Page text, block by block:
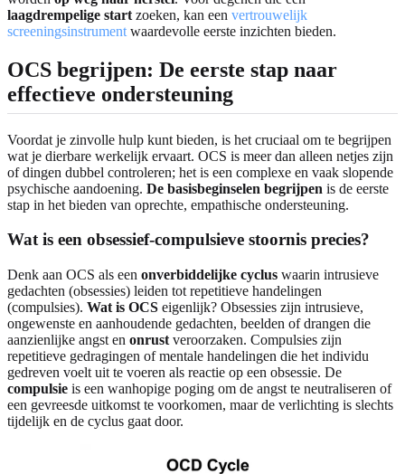
laagdrempelige start zoeken, kan een vertrouwelijk
screeningsinstrument waardevolle eerste inzichten bieden.
OCS begrijpen: De eerste stap naar
effectieve ondersteuning
Voordat je zinvolle hulp kunt bieden, is het cruciaal om te begrijpen
wat je dierbare werkelijk ervaart. OCS is meer dan alleen netjes zijn
of dingen dubbel controleren; het is een complexe en vaak slopende
psychische aandoening. De basisbeginselen begrijpen is de eerste
stap in het bieden van oprechte, empathische ondersteuning.
Wat is een obsessief-compulsieve stoornis precies?
Denk aan OCS als een onverbiddelijke cyclus waarin intrusieve
gedachten (obsessies) leiden tot repetitieve handelingen
(compulsies). Wat is OCS eigenlijk? Obsessies zijn intrusieve,
ongewenste en aanhoudende gedachten, beelden of drangen die
aanzienlijke angst en onrust veroorzaken. Compulsies zijn
repetitieve gedragingen of mentale handelingen die het individu
gedreven voelt uit te voeren als reactie op een obsessie. De
compulsie is een wanhopige poging om de angst te neutraliseren of
een gevreesde uitkomst te voorkomen, maar de verlichting is slechts
tijdelijk en de cyclus gaat door.